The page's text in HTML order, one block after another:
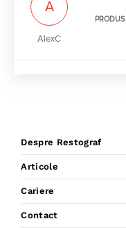
A
AlexC
PRODUS
Despre Restograf
Articole
Cariere
Contact